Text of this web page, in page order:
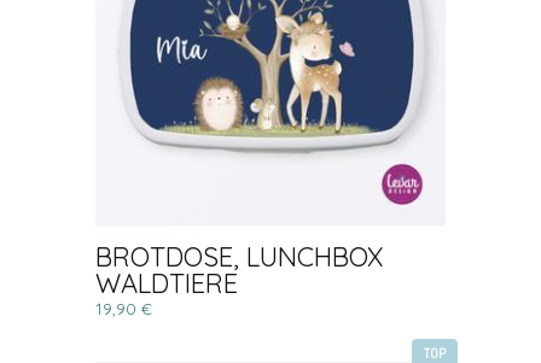
BROTDOSE, LUNCHBOX
WALDTIERE
19,90 €
TOP